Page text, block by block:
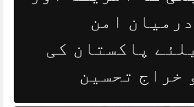
امن
پاکستان کی
خراج تحسین